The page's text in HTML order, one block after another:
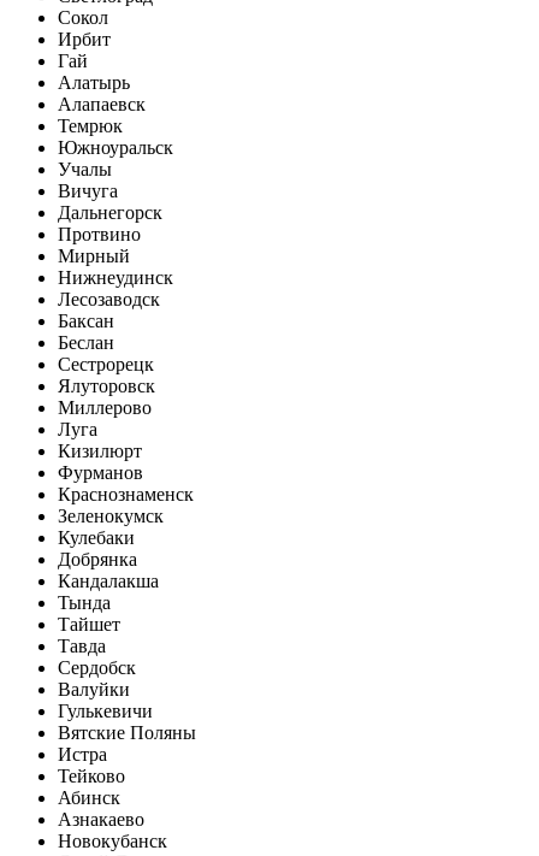
Сокол
Ирбит
Гай
Алатырь
Алапаевск
Темрюк
Южноуральск
Учалы
Вичуга
Дальнегорск
Протвино
Мирный
Нижнеудинск
Лесозаводск
Баксан
Беслан
Сестрорецк
Ялуторовск
Миллерово
Луга
Кизилюрт
Фурманов
Краснознаменск
Зеленокумск
Кулебаки
Добрянка
Кандалакша
Тында
Тайшет
Тавда
Сердобск
Валуйки
Гулькевичи
Вятские Поляны
Истра
Тейково
Абинск
Азнакаево
Новокубанск